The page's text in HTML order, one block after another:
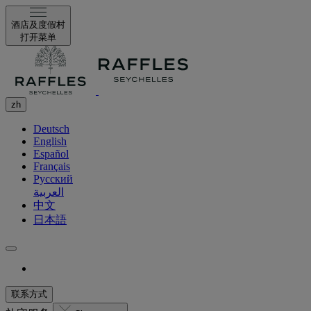
酒店及度假村
打开菜单
zh
Deutsch
English
Español
Français
Русский
العربية
中文
日本語
联系方式